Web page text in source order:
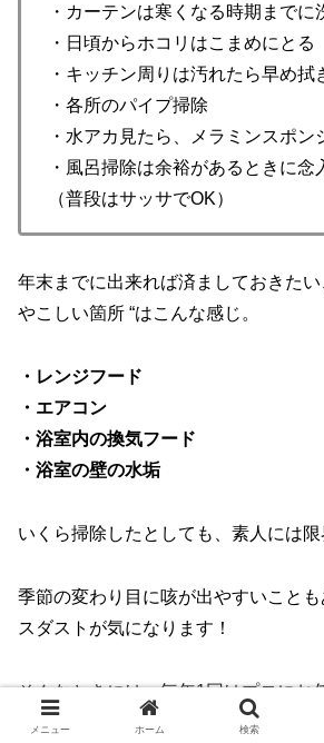
・カーテンは寒くなる時期までに
・日頃からホコリはこまめにとる
・キッチン周りは汚れたら早め拭
・各所のパイプ掃除
・水アカ見たら、メラミンスポン
・風呂掃除は余裕があるときに念
（普段はサッサでOK）
年末までに出来れば済ましておきた
やこしい箇所 “はこんな感じ。
・レンジフード
・エアコン
・浴室内の換気フード
・浴室の壁の水垢
いくら掃除したとしても、素人には限
季節の変わり目に咳が出やすいこと
スダストが気になります！
そんなときには、毎年1回はプロにお
と思うようになりました。
メニュー ホーム 検索